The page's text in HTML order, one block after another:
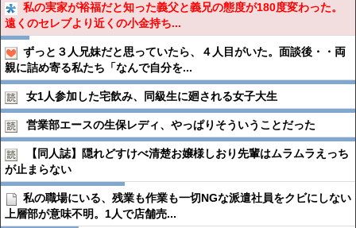
私の実家が裕福だと知った義父と義兄の態度が180度変わった。
遠くのセレブより近くの小金持ち...
ずっと３人兄妹だと思っていたら、４人目がいた。面談後・・両
親に詰め寄る私たち「なんで自分を...
女1人参加した宅飲み、同級生に廻される女子大生
営業部エースの生保レディ、やっぱりそういうことだった
【同人誌】隠れどすけべ清楚お嬢様しおり先輩はムラムラえっち
が止まらない
私の職場にいる、残業も作業も一切NGな派遣社員をクビにしない
上層部が意味不明。1人で店舗売...